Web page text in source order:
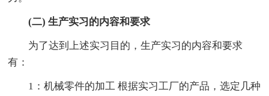
(二) 生产实习的内容和要求
为了达到上述实习目的，生产实习的内容和要求
有：
1：机械零件的加工 根据实习工厂的产品，选定几种